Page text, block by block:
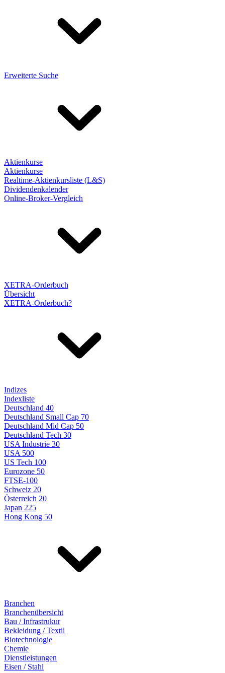
Erweiterte Suche
Aktienkurse
Aktienkurse
Realtime-Aktienkursliste (L&S)
Dividendenkalender
Online-Broker-Vergleich
XETRA-Orderbuch
Übersicht
XETRA-Orderbuch?
Indizes
Indexliste
Deutschland 40
Deutschland Small Cap 70
Deutschland Mid Cap 50
Deutschland Tech 30
USA Industrie 30
USA 500
US Tech 100
Eurozone 50
FTSE-100
Schweiz 20
Österreich 20
Japan 225
Hong Kong 50
Branchen
Branchenübersicht
Bau / Infrastrukur
Bekleidung / Textil
Biotechnologie
Chemie
Dienstleistungen
Eisen / Stahl